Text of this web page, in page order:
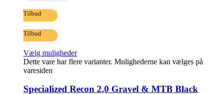
Tilbud
Tilbud
Vælg muligheder
Dette vare har flere varianter. Mulighederne kan vælges på
varesiden
Specialized Recon 2.0 Gravel & MTB Black